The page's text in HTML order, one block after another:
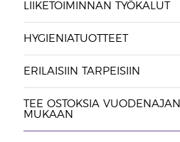
LIIKETOIMINNAN TYÖKALUT
HYGIENIATUOTTEET
ERILAISIIN TARPEISIIN
TEE OSTOKSIA VUODENAJAN
MUKAAN